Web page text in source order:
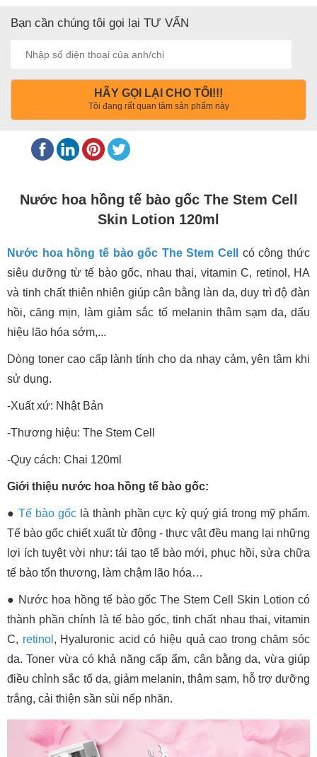
Bạn cần chúng tôi gọi lại TƯ VẤN
HÃY GỌI LẠI CHO TÔI!!!
Tôi đang rất quan tâm sản phẩm này
Nước hoa hồng tế bào gốc The Stem Cell
Skin Lotion 120ml
Nước hoa hồng tế bào gốc The Stem Cell
có công thức
siêu dưỡng từ tế bào gốc, nhau thai, vitamin C, retinol, HA
và tinh chất thiên nhiên giúp cân bằng làn da, duy trì độ đàn
hồi, căng mịn, làm giảm sắc tố melanin thâm sạm da, dấu
hiệu lão hóa sớm,...
Dòng toner cao cấp lành tính cho da nhạy cảm, yên tâm khi
sử dụng.
-Xuất xứ: Nhật Bản
-Thương hiệu: The Stem Cell
-Quy cách: Chai 120ml
Giới thiệu nước hoa hồng tế bào gốc:
● Tế bào gốclà thành phần cực kỳ quý giá trong mỹ phẩm.
Tế bào gốc chiết xuất từ động - thực vật đều mang lại những
lợi ích tuyệt vời như: tái tạo tế bào mới, phục hồi, sửa chữa
tế bào tổn thương, làm chậm lão hóa…
● Nước hoa hồng tế bào gốc The Stem Cell Skin Lotion có
thành phần chính là tế bào gốc, tinh chất nhau thai, vitamin
C, retinol , Hyaluronic acid có hiệu quả cao trong chăm sóc
da. Toner vừa có khả năng cấp ẩm, cân bằng da, vừa giúp
điều chỉnh sắc tố da, giảm melanin, thâm sạm, hỗ trợ dưỡng
trắng, cải thiện sần sùi nếp nhăn.